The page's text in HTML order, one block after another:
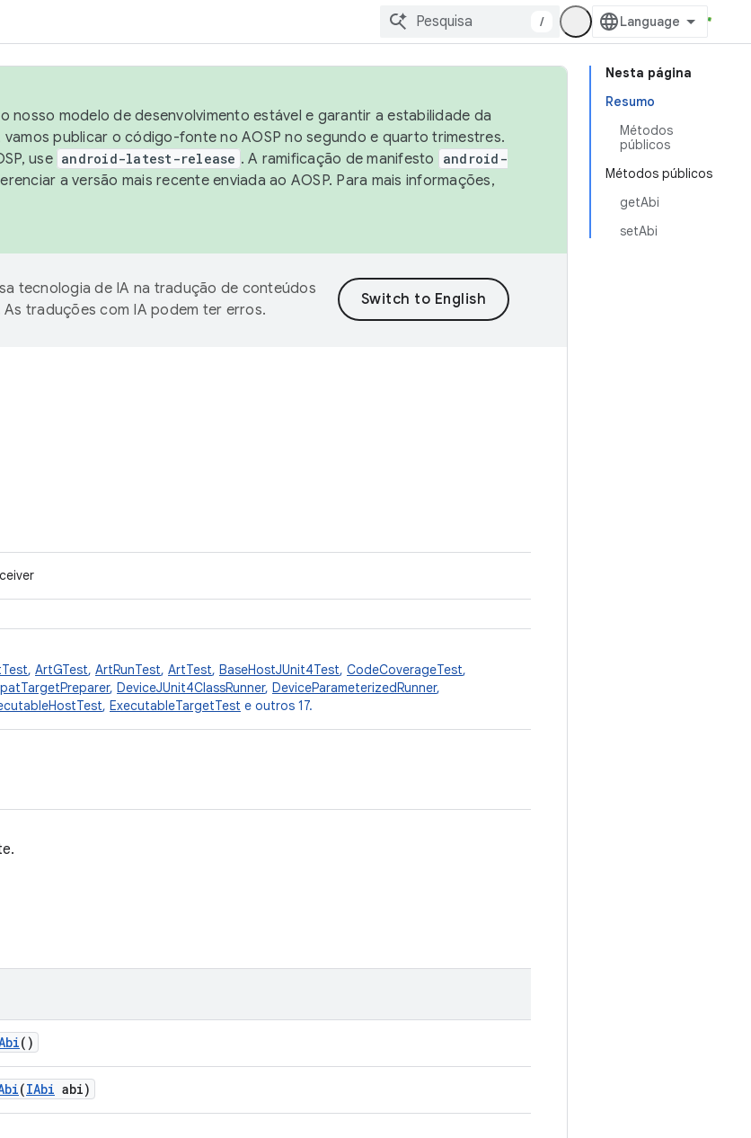
/
Nesta página
Resumo
Métodos
públicos
Métodos públicos
getAbi
setAbi
nosso modelo de desenvolvimento estável e garantir a estabilidade da
publicar o código-fonte no AOSP no segundo e quarto trimestres.
use android-latest-release . A ramificação de manifesto
android-
a versão mais recente enviada ao AOSP. Para mais informações,
tecnologia de IA na tradução de conteúdos
traduções com IA podem ter erros.
, ArtGTest, ArtRunTest, ArtTest, BaseHostJUnit4Test, CodeCoverageTest,
, DeviceJUnit4ClassRunner, DeviceParameterizedRunner,
, ExecutableTargetTest e outros 17.
()
(IAbi abi)